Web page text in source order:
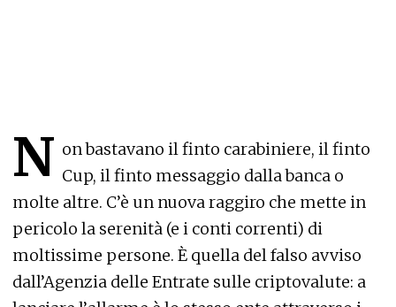
N on bastavano il finto carabiniere, il finto
Cup, il finto messaggio dalla banca o
molte altre. C’è un nuova raggiro che mette in
pericolo la serenità (e i conti correnti) di
moltissime persone. È quella del falso avviso
dall’Agenzia delle Entrate sulle criptovalute: a